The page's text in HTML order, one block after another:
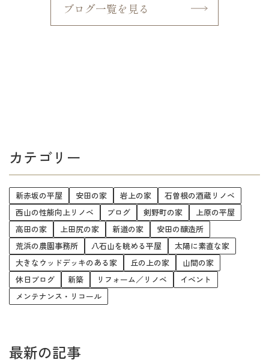
ブログ一覧を見る
カテゴリー
新赤坂の平屋 安田の家 岩上の家
石曽根の酒蔵リノベ
西山の性能向上リノベ
ブログ 剣野町の家
上原の平屋
高田の家
上田尻の家 新道の家
安田の醸造所
荒浜の農園事務所
八石山を眺める平屋
太陽に素直な家
大きなウッドデッキのある家
丘の上の家
山間の家
休日ブログ
新築 リフォーム／リノベ
イベント
メンテナンス・リコール
最新の記事